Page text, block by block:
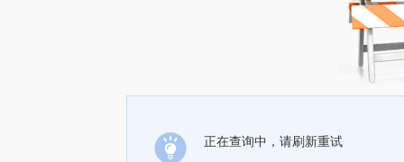
正在查询中，请刷新重试